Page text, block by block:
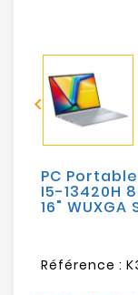
Sécurité
Mobilités
Loisirs

PC
I5-13420H
16" WUXGA
Référence :